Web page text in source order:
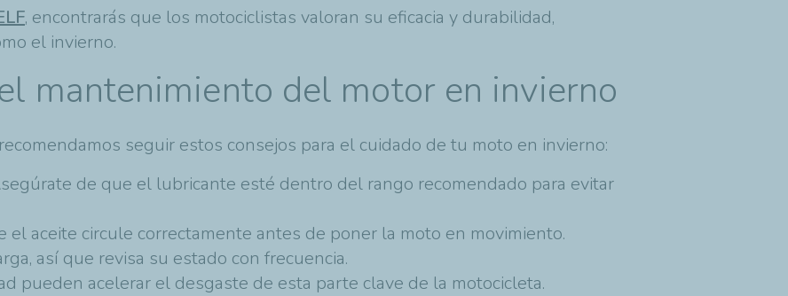
, encontrarás que los motociclistas valoran su eficacia y durabilidad,
el invierno.
mantenimiento del motor en invierno
seguir estos consejos para el cuidado de tu moto en invierno:
de que el lubricante esté dentro del rango recomendado para evitar
el aceite circule correctamente antes de poner la moto en movimiento.
así que revisa su estado con frecuencia.
pueden acelerar el desgaste de esta parte clave de la motocicleta.